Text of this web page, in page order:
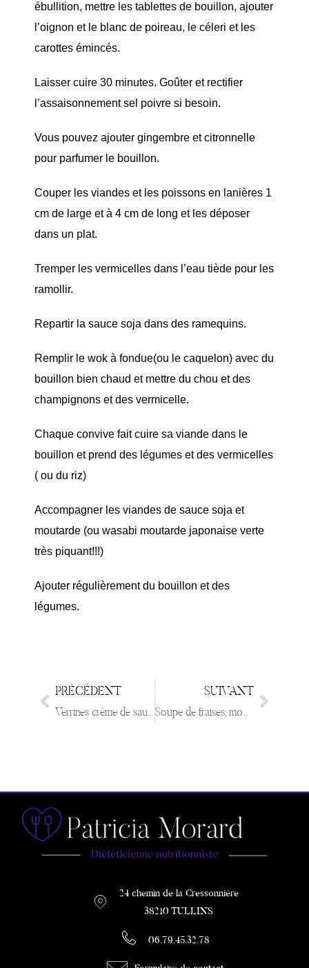
ébullition, mettre les tablettes de bouillon, ajouter
l’oignon et le blanc de poireau, le céleri et les
carottes émincés.
Laisser cuire 30 minutes. Goûter et rectifier
l’assaisonnement sel poivre si besoin.
Vous pouvez ajouter gingembre et citronnelle
pour parfumer le bouillon.
Couper les viandes et les poissons en lanières 1
cm de large et à 4 cm de long et les déposer
dans un plat.
Tremper les vermicelles dans l’eau tiède pour les
ramollir.
Repartir la sauce soja dans des ramequins.
Remplir le wok à fondue(ou le caquelon) avec du
bouillon bien chaud et mettre du chou et des
champignons et des vermicelle.
Chaque convive fait cuire sa viande dans le
bouillon et prend des légumes et des vermicelles
( ou du riz)
Accompagner les viandes de sauce soja et
moutarde (ou wasabi moutarde japonaise verte
très piquant!!!)
Ajouter régulièrement du bouillon et des
légumes.
PRÉCÉDENT
Verrines crème de saumon et endives et pommes
SUIVANT
Soupe de fraises, mousse de lait à la menthe
24 chemin de la Cressonnière
38210 TULLINS
06.79.45.32.78